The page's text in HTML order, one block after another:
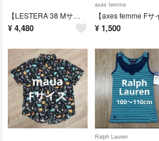
【LESTERA 38 Mサイズ】ネイビー半袖ひざ丈ワンピースフォーマルAライン
¥ 4,480
axes femme
¥ 1,500
Ralph Lauren